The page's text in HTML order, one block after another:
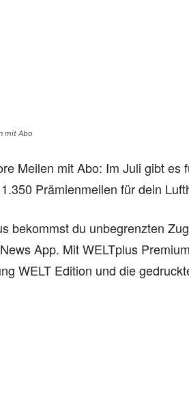
mit Abo
Meilen mit Abo: Im Juli gibt es
Prämienmeilen für dein
bekommst du unbegrenzten
App. Mit WELTplus
WELT Edition und die